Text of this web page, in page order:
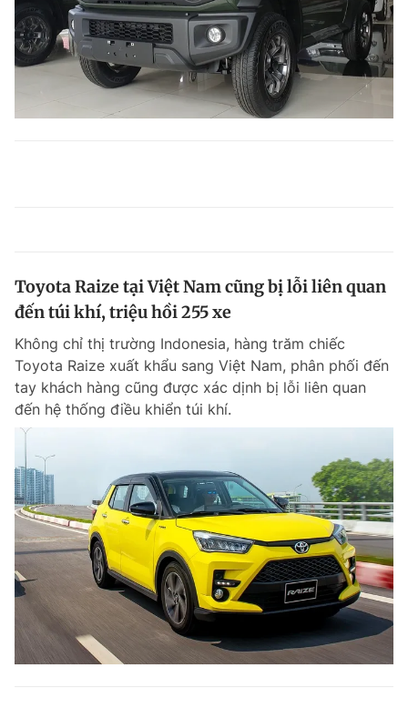
Toyota Raize tại Việt Nam cũng bị lỗi liên quan
đến túi khí, triệu hồi 255 xe
Không chỉ thị trường Indonesia, hàng trăm chiếc
Toyota Raize xuất khẩu sang Việt Nam, phân phối đến
tay khách hàng cũng được xác dịnh bị lỗi liên quan
đến hệ thống điều khiển túi khí.